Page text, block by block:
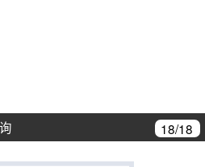
18/18